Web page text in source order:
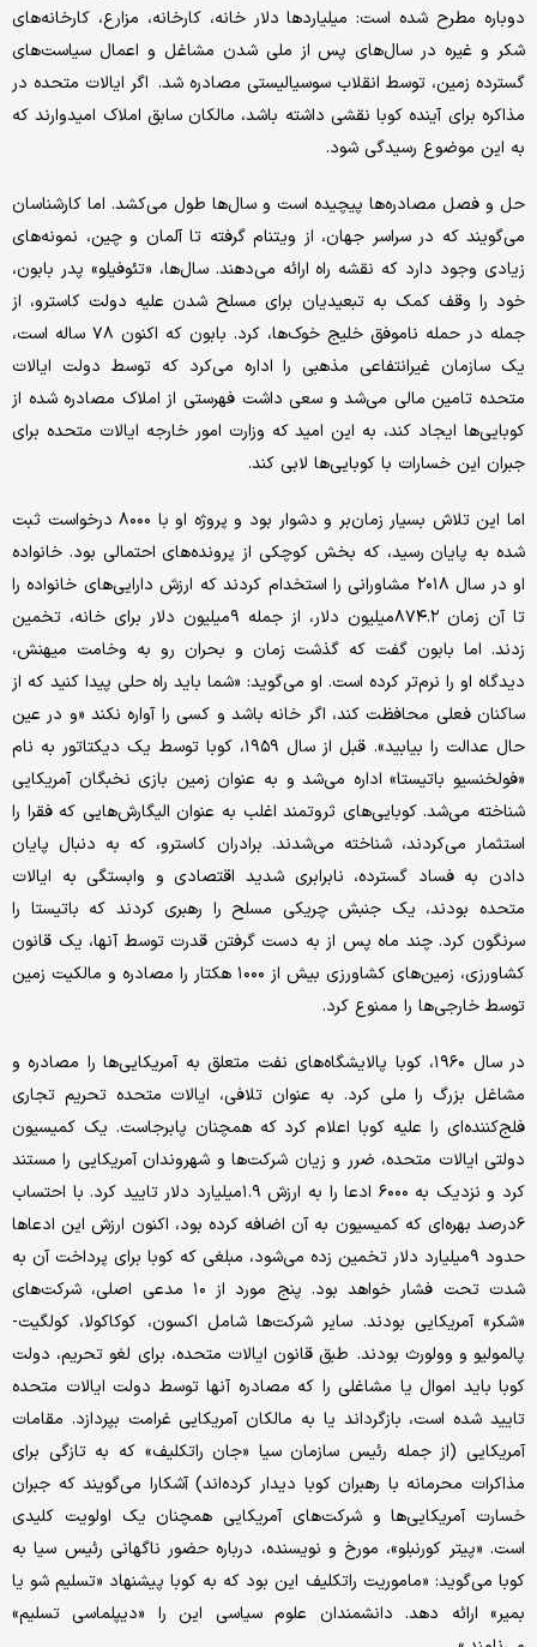
دوباره مطرح شده است:‌ میلیاردها دلار خانه‌، کارخانه‌، مزارع، کارخانه‌های
شکر و غیره در سال‌های پس از ملی شدن مشاغل و اعمال سیاست‌های
گسترده زمین، توسط انقلاب سوسیالیستی مصادره شد. اگر ایالات متحده در
مذاکره برای آینده کوبا نقشی داشته باشد، مالکان سابق املاک امیدوارند که
به این موضوع رسیدگی شود.
حل و فصل مصادره‌ها پیچیده است و سال‌ها طول می‌کشد. اما کارشناسان
می‌گویند که در سراسر جهان، از ویتنام گرفته تا آلمان و چین، نمونه‌های
زیادی وجود دارد که نقشه راه ارائه می‌دهند. سال‌ها، «تئوفیلو» پدر بابون،
خود را وقف کمک به تبعیدیان برای مسلح شدن علیه دولت کاسترو، از
جمله در حمله ناموفق خلیج خوک‌ها، کرد. بابون که اکنون ۷۸ ساله است،
یک سازمان غیرانتفاعی مذهبی را اداره می‌کرد که توسط دولت ایالات
متحده تامین مالی می‌شد و سعی داشت فهرستی از املاک مصادره شده از
کوبایی‌ها ایجاد کند، به این امید که وزارت امور خارجه ایالات متحده برای
جبران این خسارات با کوبایی‌ها لابی کند.
اما این تلاش بسیار زمان‌بر و دشوار بود و پروژه او با ۸۰۰۰ درخواست ثبت
شده به پایان رسید، که بخش کوچکی از پرونده‌های احتمالی بود. خانواده
او در سال ۲۰۱۸ مشاورانی را استخدام کردند که ارزش دارایی‌های خانواده را
تا آن زمان ۸۷۴.۲‌میلیون دلار، از جمله ۹‌میلیون دلار برای خانه، تخمین
زدند. اما بابون گفت که گذشت زمان و بحران رو به وخامت میهنش،
دیدگاه او را نرم‌تر کرده است. او می‌گوید: «شما باید راه حلی پیدا کنید که از
ساکنان فعلی محافظت کند، اگر خانه باشد و کسی را آواره نکند «و در عین
حال عدالت را بیابید». قبل از سال ۱۹۵۹، کوبا توسط یک دیکتاتور به نام
«فولخنسیو باتیستا» اداره می‌شد و به عنوان زمین بازی نخبگان آمریکایی
شناخته می‌شد. کوبایی‌های ثروتمند اغلب به عنوان الیگارش‌هایی که فقرا را
استثمار می‌کردند، شناخته می‌شدند. برادران کاسترو، که به دنبال پایان
دادن به فساد گسترده، نابرابری شدید اقتصادی و وابستگی به ایالات
متحده بودند، یک جنبش چریکی مسلح را رهبری کردند که باتیستا را
سرنگون کرد. چند ماه پس از به دست گرفتن قدرت توسط آنها، یک قانون
کشاورزی، زمین‌های کشاورزی بیش از ۱۰۰۰ هکتار را مصادره و مالکیت زمین
توسط خارجی‌ها را ممنوع کرد.
در سال ۱۹۶۰، کوبا پالایشگاه‌های نفت متعلق به آمریکایی‌ها را مصادره و
مشاغل بزرگ را ملی کرد. به عنوان تلافی، ایالات متحده تحریم تجاری
فلج‌کننده‌ای را علیه کوبا اعلام کرد که همچنان پابرجاست. یک کمیسیون
دولتی ایالات متحده، ضرر و زیان شرکت‌ها و شهروندان آمریکایی را مستند
کرد و نزدیک به ۶۰۰۰ ادعا را به ارزش ۱.۹‌میلیارد دلار تایید کرد. با احتساب
۶درصد بهره‌ای که کمیسیون به آن اضافه کرده بود، اکنون ارزش این ادعاها
حدود ۹‌میلیارد دلار تخمین زده می‌شود، مبلغی که کوبا برای پرداخت آن به
شدت تحت فشار خواهد بود. پنج مورد از ۱۰ مدعی اصلی، شرکت‌های
«شکر» آمریکایی بودند. سایر شرکت‌ها شامل اکسون، کوکاکولا، کولگیت-
پالمولیو و وولورث بودند. طبق قانون ایالات متحده، برای لغو تحریم، دولت
کوبا باید اموال یا مشاغلی را که مصادره آنها توسط دولت ایالات متحده
تایید شده است، بازگرداند یا به مالکان آمریکایی غرامت بپردازد. مقامات
آمریکایی (از جمله رئیس سازمان سیا «جان راتکلیف» که به تازگی برای
مذاکرات محرمانه با رهبران کوبا دیدار کرده‌اند) آشکارا می‌گویند که جبران
خسارت آمریکایی‌ها و شرکت‌های آمریکایی همچنان یک اولویت کلیدی
است. «پیتر کورنبلو»، مورخ و نویسنده، درباره حضور ناگهانی رئیس سیا به
کوبا می‌گوید: «ماموریت راتکلیف این بود که به کوبا پیشنهاد «تسلیم شو یا
بمیر» ارائه دهد. دانشمندان علوم سیاسی این را «دیپلماسی تسلیم»